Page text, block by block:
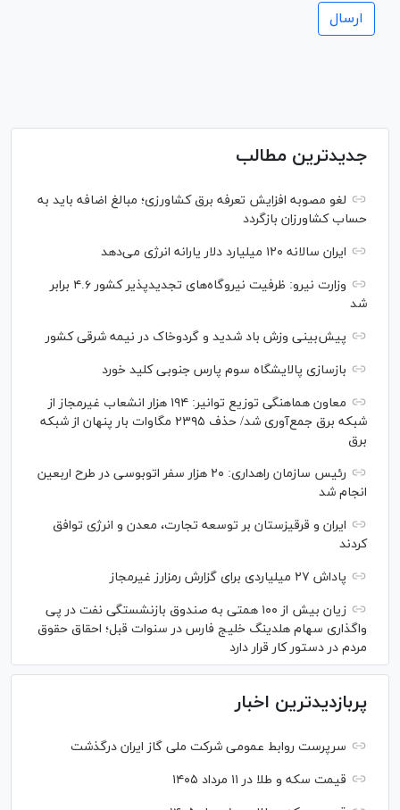
جدیدترین مطالب
لغو مصوبه افزایش تعرفه برق کشاورزی؛ مبالغ اضافه باید به
حساب کشاورزان بازگردد
ایران سالانه ۱۲۰ میلیارد دلار یارانه انرژی می‌دهد
وزارت نیرو: ظرفیت نیروگاه‌های تجدیدپذیر کشور ۴.۶ برابر
شد
پیش‌بینی وزش باد شدید و گردوخاک در نیمه شرقی کشور
بازسازی پالایشگاه سوم پارس جنوبی کلید خورد
معاون هماهنگی توزیع توانیر: ۱۹۴ هزار انشعاب غیرمجاز از
شبکه برق جمع‌آوری شد/ حذف ۲۳۹۵ مگاوات بار پنهان از شبکه
برق
رئیس سازمان راهداری: ۲۰ هزار سفر اتوبوسی در طرح اربعین
انجام شد
ایران و قرقیزستان بر توسعه تجارت، معدن و انرژی توافق
کردند
پاداش ۲۷ میلیاردی برای گزارش رمزارز غیرمجاز
زیان بیش از ۱۰۰ همتی به صندوق بازنشستگی نفت در پی
واگذاری سهام هلدینگ خلیج فارس در سنوات قبل؛ احقاق حقوق
مردم در دستور کار قرار دارد
پربازدیدترین اخبار
سرپرست روابط عمومی شرکت ملی گاز ایران درگذشت
قیمت سکه و طلا در ۱۱ مرداد ۱۴۰۵